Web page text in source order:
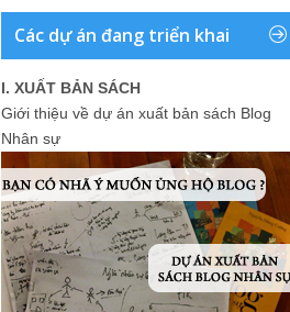
Các dự án đang triển khai
I. XUẤT BẢN SÁCH
Giới thiệu về dự án xuất bản sách Blog
Nhân sự